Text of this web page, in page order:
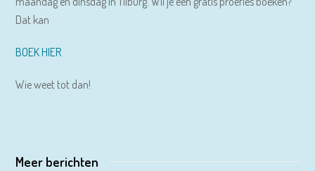
Dat kan
BOEK HIER
Wie weet tot dan!
Meer berichten